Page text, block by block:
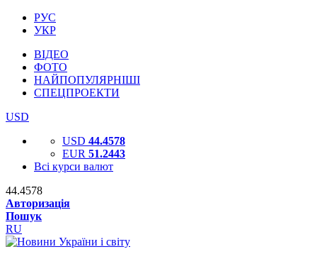
РУС
УКР
ВІДЕО
ФОТО
НАЙПОПУЛЯРНІШІ
СПЕЦПРОЕКТИ
USD
USD 44.4578
EUR 51.2443
Всі курси валют
44.4578
Авторизація
Пошук
RU